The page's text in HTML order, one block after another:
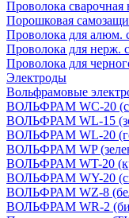
Проволока сварочная
Порошковая
Проволока для алюм.
Проволока для нерж.
Проволока для
Электроды
Вольфрамовые
ВОЛЬФРАМ WC-20
ВОЛЬФРАМ WL-15
ВОЛЬФРАМ WL-20
ВОЛЬФРАМ WP
ВОЛЬФРАМ WT-20
ВОЛЬФРАМ WY-20
ВОЛЬФРАМ WZ-8
ВОЛЬФРАМ WR-2